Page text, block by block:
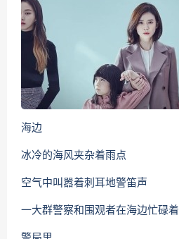
海边
冰冷的海风夹杂着雨点
空气中叫嚣着刺耳地警笛声
一大群警察和围观者在海边忙碌着